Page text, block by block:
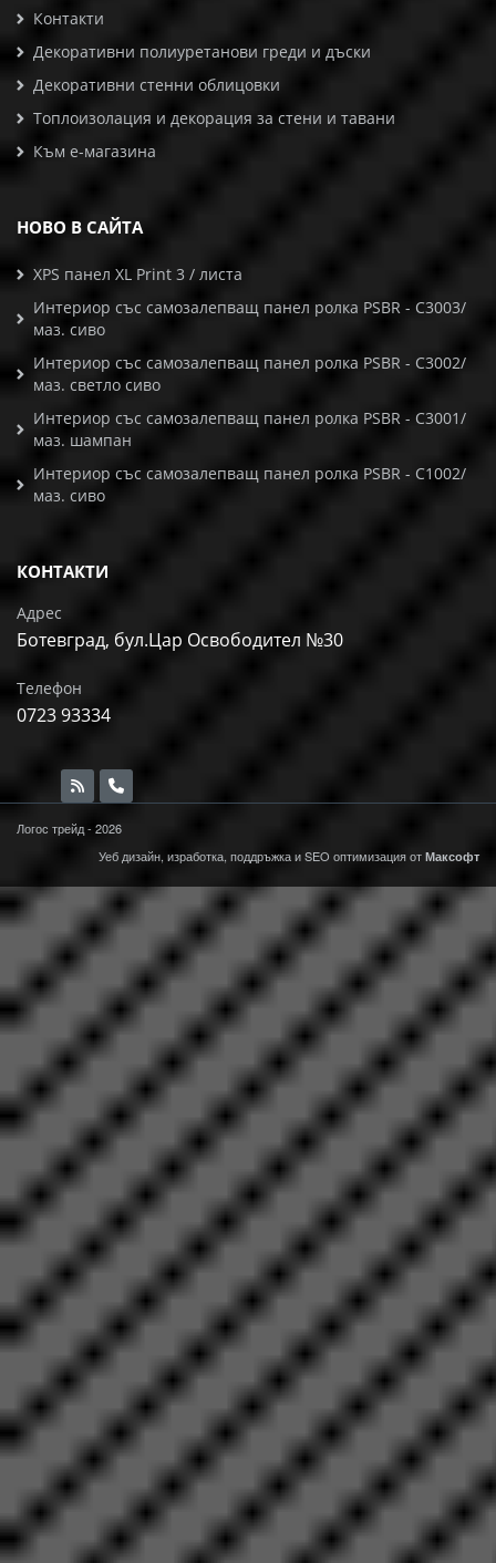
Контакти
Декоративни полиуретанови греди и дъски
Декоративни стенни облицовки
Топлоизолация и декорация за стени и тавани
Към е-магазина
НОВО В САЙТА
XPS панел XL Print 3 / листа
Интериор със самозалепващ панел ролка PSBR - C3003/
маз. сиво
Интериор със самозалепващ панел ролка PSBR - C3002/
маз. светло сиво
Интериор със самозалепващ панел ролка PSBR - C3001/
маз. шампан
Интериор със самозалепващ панел ролка PSBR - C1002/
маз. сиво
КОНТАКТИ
Адрес
Ботевград, бул.Цар Освободител №30
Телефон
0723 93334
Логос трейд - 2026
Уеб дизайн, изработка, поддръжка иSEO оптимизация от Максофт